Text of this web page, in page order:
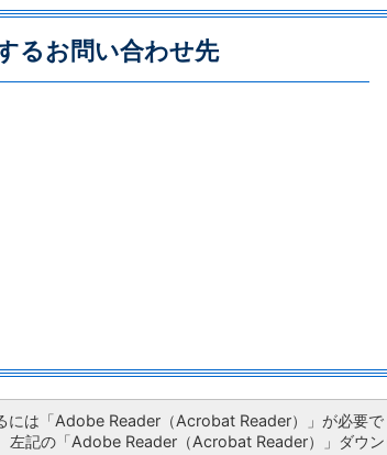
るお問い合わせ先
には「Adobe Reader（Acrobat Reader）」が必要で
左記の「Adobe Reader（Acrobat Reader）」ダウン